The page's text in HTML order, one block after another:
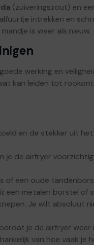
(zuiveringszout) en
intrekken en
is weer als nieuw.
werking en
kan leiden tot
en de stekker uit
je de airfryer
of een oude
een metalen borstel of
Je wilt absoluut
je de airfryer
van hoe vaak je